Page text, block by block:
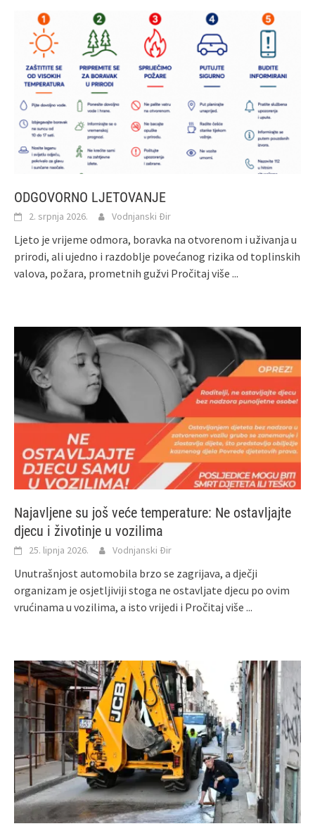
ODGOVORNO LJETOVANJE
2. srpnja 2026. Vodnjanski Đir
Ljeto je vrijeme odmora, boravka na otvorenom i uživanja u
prirodi, ali ujedno i razdoblje povećanog rizika od toplinskih
valova, požara, prometnih gužvi Pročitaj više ...
Najavljene su još veće temperature: Ne ostavljajte
djecu i životinje u vozilima
25. lipnja 2026. Vodnjanski Đir
Unutrašnjost automobila brzo se zagrijava, a dječji
organizam je osjetljiviji stoga ne ostavljate djecu po ovim
vrućinama u vozilima, a isto vrijedi i Pročitaj više ...